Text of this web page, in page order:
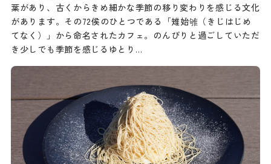
葉があり、古くからきめ細かな季節の移り変わりを感じる文化
があります。その72侯のひとつである「雉始雊（きじはじめ
てなく）」から命名されたカフェ。のんびりと過ごしていただ
き少しでも季節を感じるゆとり…